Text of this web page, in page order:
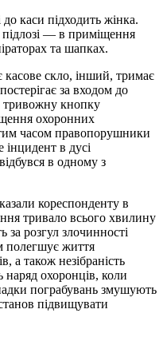
до каси підходить жінка.
підлозі — в приміщення
та шапках.
касове скло, інший, тримає
за входом до
тривожну кнопку
охоронних
тим часом правопорушники
в дусі
в одному з
кореспонденту в
тривало всього хвилину
за розгул злочинності
полегшує життя
а також незібраність
наряд охоронців, коли
пограбувань змушують
підвищувати